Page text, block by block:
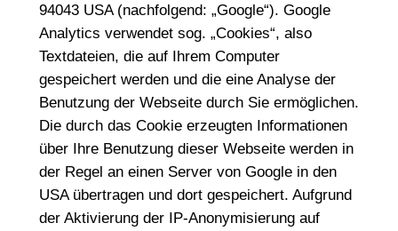
94043 USA (nachfolgend: „Google“). Google
Analytics verwendet sog. „Cookies“, also
Textdateien, die auf Ihrem Computer
gespeichert werden und die eine Analyse der
Benutzung der Webseite durch Sie ermöglichen.
Die durch das Cookie erzeugten Informationen
über Ihre Benutzung dieser Webseite werden in
der Regel an einen Server von Google in den
USA übertragen und dort gespeichert. Aufgrund
der Aktivierung der IP-Anonymisierung auf